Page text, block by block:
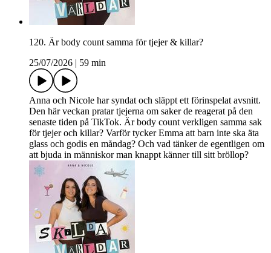
120. Är body count samma för tjejer & killar?
25/07/2026
59 min
Anna och Nicole har syndat och släppt ett förinspelat avsnitt.
Den här veckan pratar tjejerna om saker de reagerat på den
senaste tiden på TikTok. Är body count verkligen samma sak
för tjejer och killar? Varför tycker Emma att barn inte ska äta
glass och godis en måndag? Och vad tänker de egentligen om
att bjuda in människor man knappt känner till sitt bröllop?